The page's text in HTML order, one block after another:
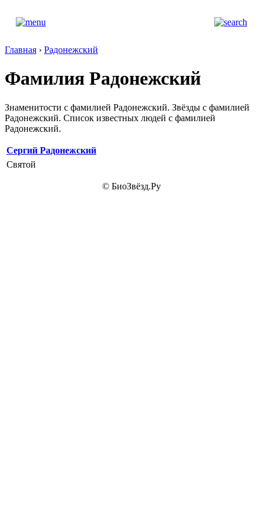
Главная › Радонежский
Фамилия Радонежский
Знаменитости с фамилией Радонежский. Звёзды с фамилией
Радонежский. Список известных людей с фамилией
Радонежский.
Сергий Радонежский
Святой
© БиоЗвёзд.Ру